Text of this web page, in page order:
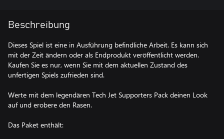
Beschreibung
Dieses Spiel ist eine in Ausführung befindliche Arbeit. Es kann sich
mit der Zeit ändern oder als Endprodukt veröffentlicht werden.
Kaufen Sie es nur, wenn Sie mit dem aktuellen Zustand des
unfertigen Spiels zufrieden sind.
Werte mit dem legendären Tech Jet Supporters Pack deinen Look
auf und erobere den Rasen.
Das Paket enthält: